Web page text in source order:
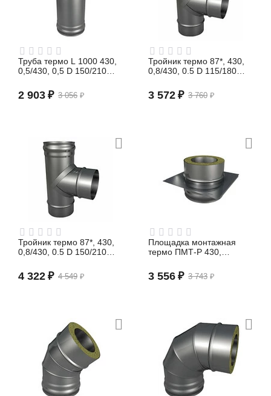
Труба термо L 1000 430,
0,5/430, 0,5 D 150/210
3 056 ₽
2 903 ₽
Тройник термо 87*, 430,
0,8/430, 0.5 D 115/180
3 760 ₽
3 572 ₽
Тройник термо 87*, 430,
0,8/430, 0.5 D 150/210
4 549 ₽
4 322 ₽
Площадка монтажная
термо ПМТ-Р 430,
(сэндвич)
3 743 ₽
3 556 ₽